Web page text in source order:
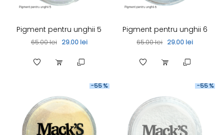
Pigment pentru unghii 5
65.00 lei 29.00 lei
Pigment pentru unghii 6
65.00 lei 29.00 lei
-55 % -55 %